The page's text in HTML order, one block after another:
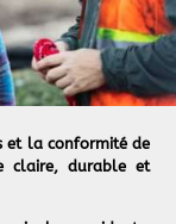
et la conformité de
claire, durable et